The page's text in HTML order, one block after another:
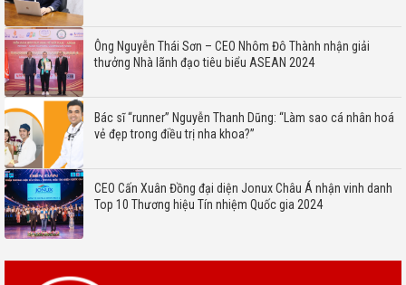
Ông Nguyễn Thái Sơn – CEO Nhôm Đô Thành nhận giải
thưởng Nhà lãnh đạo tiêu biểu ASEAN 2024
Bác sĩ “runner” Nguyễn Thanh Dũng: “Làm sao cá nhân hoá
vẻ đẹp trong điều trị nha khoa?”
CEO Cấn Xuân Đồng đại diện Jonux Châu Á nhận vinh danh
Top 10 Thương hiệu Tín nhiệm Quốc gia 2024